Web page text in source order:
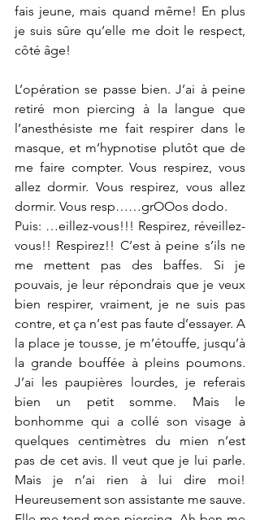
fais jeune, mais quand même! En plus
je suis sûre qu’elle me doit le respect,
côté âge!
L’opération se passe bien. J’ai à peine
retiré mon piercing à la langue que
l’anesthésiste me fait respirer dans le
masque, et m’hypnotise plutôt que de
me faire compter. Vous respirez, vous
allez dormir. Vous respirez, vous allez
dormir. Vous resp……grOOos dodo.
Puis: …eillez-vous!!! Respirez, réveillez-
vous!! Respirez!! C’est à peine s’ils ne
me mettent pas des baffes. Si je
pouvais, je leur répondrais que je veux
bien respirer, vraiment, je ne suis pas
contre, et ça n’est pas faute d’essayer. A
la place je tousse, je m’étouffe, jusqu’à
la grande bouffée à pleins poumons.
J’ai les paupières lourdes, je referais
bien un petit somme. Mais le
bonhomme qui a collé son visage à
quelques centimètres du mien n’est
pas de cet avis. Il veut que je lui parle.
Mais je n’ai rien à lui dire moi!
Heureusement son assistante me sauve.